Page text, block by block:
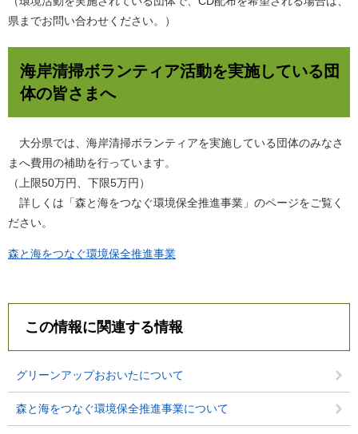
県までお問い合わせください。）
海岸清掃ボランティア活動を実施している団
体の皆さまへ
大分県では、海岸清掃ボランティアを実施している団体のみなさ
まへ費用の補助を行っています。
（上限50万円、下限5万円）
詳しくは「森と海をつなぐ環境保全推進事業」のページをご覧く
ださい。
森と海をつなぐ環境保全推進事業
この情報に関連する情報
グリーンアップおおいたについて
森と海をつなぐ環境保全推進事業について